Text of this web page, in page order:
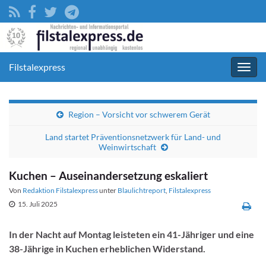
Filstalexpress
Region – Vorsicht vor schwerem Gerät
Land startet Präventionsnetzwerk für Land- und
Weinwirtschaft
Kuchen – Auseinandersetzung eskaliert
Von Redaktion Filstalexpressunter Blaulichtreport, Filstalexpress
15. Juli 2025
In der Nacht auf Montag leisteten ein 41-Jähriger und eine
38-Jährige in Kuchen erheblichen Widerstand.